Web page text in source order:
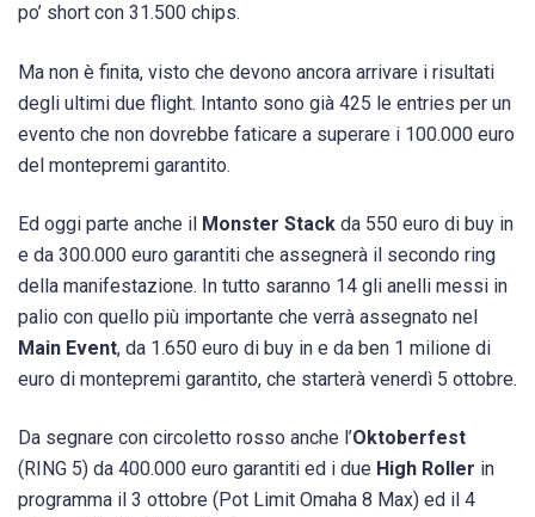
po’ short con 31.500 chips.
Ma non è finita, visto che devono ancora arrivare i risultati
degli ultimi due flight. Intanto sono già 425 le entries per un
evento che non dovrebbe faticare a superare i 100.000 euro
del montepremi garantito.
Ed oggi parte anche il Monster Stack da 550 euro di buy in
e da 300.000 euro garantiti che assegnerà il secondo ring
della manifestazione. In tutto saranno 14 gli anelli messi in
palio con quello più importante che verrà assegnato nel
Main Event, da 1.650 euro di buy in e da ben 1 milione di
euro di montepremi garantito, che starterà venerdì 5 ottobre.
Da segnare con circoletto rosso anche l’Oktoberfest
(RING 5) da 400.000 euro garantiti ed i due High Roller in
programma il 3 ottobre (Pot Limit Omaha 8 Max) ed il 4